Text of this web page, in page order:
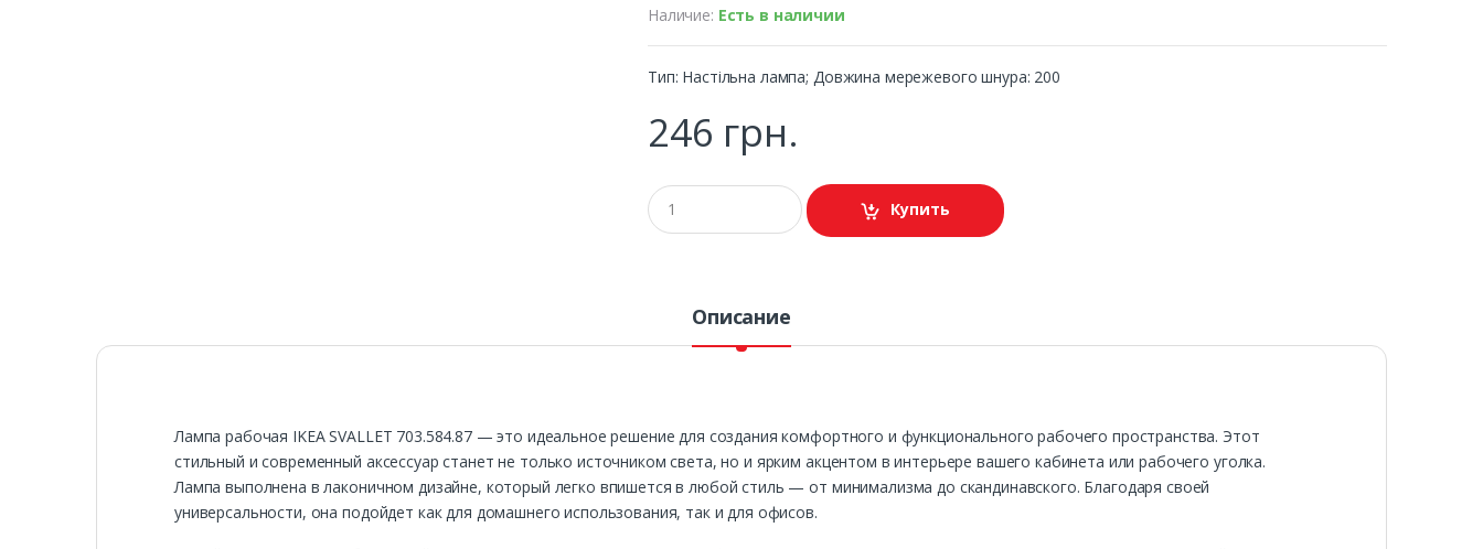
Наличие: Есть в наличии
Тип: Настільна лампа; Довжина мережевого шнура: 200
246 грн.
Купить
Описание
Лампа рабочая IKEA SVALLET 703.584.87 — это идеальное решение для создания комфортного и функционального рабочего пространства. Этот
стильный и современный аксессуар станет не только источником света, но и ярким акцентом в интерьере вашего кабинета или рабочего уголка.
Лампа выполнена в лаконичном дизайне, который легко впишется в любой стиль — от минимализма до скандинавского. Благодаря своей
универсальности, она подойдет как для домашнего использования, так и для офисов.